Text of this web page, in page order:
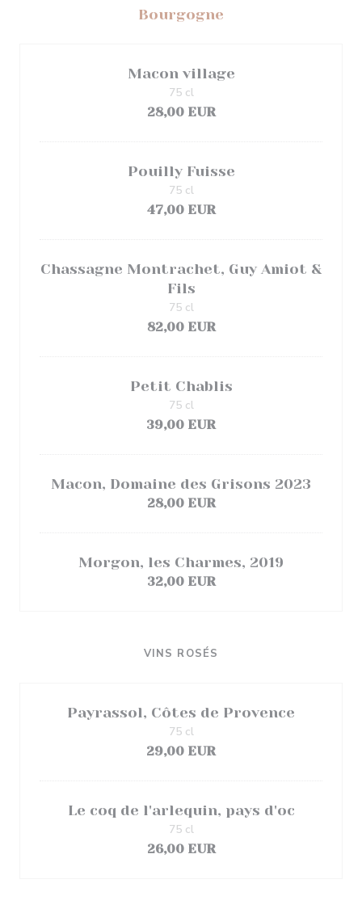
Bourgogne
Macon village
28,00 EUR
75 cl
Pouilly Fuisse
47,00 EUR
75 cl
Chassagne Montrachet, Guy Amiot &
Fils
82,00 EUR
75 cl
Petit Chablis
39,00 EUR
75 cl
Macon, Domaine des Grisons 2023
28,00 EUR
Morgon, les Charmes, 2019
32,00 EUR
VINS ROSÉS
Payrassol, Côtes de Provence
29,00 EUR
75 cl
Le coq de l'arlequin, pays d'oc
26,00 EUR
75 cl